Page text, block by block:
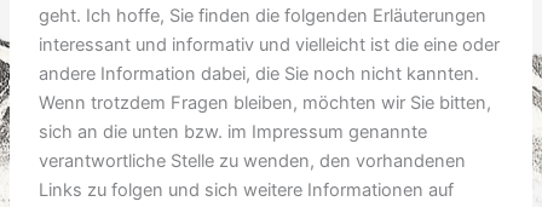
geht. Ich hoffe, Sie finden die folgenden Erläuterungen
interessant und informativ und vielleicht ist die eine oder
andere Information dabei, die Sie noch nicht kannten.
Wenn trotzdem Fragen bleiben, möchten wir Sie bitten,
sich an die unten bzw. im Impressum genannte
verantwortliche Stelle zu wenden, den vorhandenen
Links zu folgen und sich weitere Informationen auf